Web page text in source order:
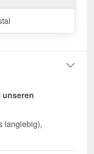
unseren
langlebig),